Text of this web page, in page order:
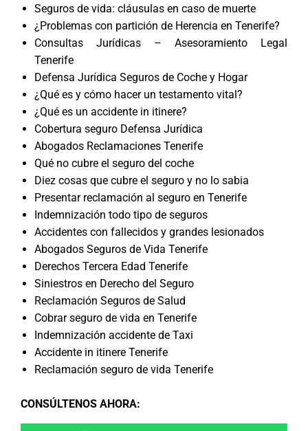
Seguros de vida: cláusulas en caso de muerte
¿Problemas con partición de Herencia en Tenerife?
Consultas Jurídicas – Asesoramiento Legal
Tenerife
Defensa Jurídica Seguros de Coche y Hogar
¿Qué es y cómo hacer un testamento vital?
¿Qué es un accidente in itinere?
Cobertura seguro Defensa Jurídica
Abogados Reclamaciones Tenerife
Qué no cubre el seguro del coche
Diez cosas que cubre el seguro y no lo sabia
Presentar reclamación al seguro en Tenerife
Indemnización todo tipo de seguros
Accidentes con fallecidos y grandes lesionados
Abogados Seguros de Vida Tenerife
Derechos Tercera Edad Tenerife
Siniestros en Derecho del Seguro
Reclamación Seguros de Salud
Cobrar seguro de vida en Tenerife
Indemnización accidente de Taxi
Accidente in itinere Tenerife
Reclamación seguro de vida Tenerife
CONSÚLTENOS AHORA: